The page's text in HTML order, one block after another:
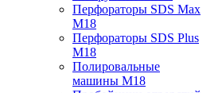
Перфораторы SDS Max
M18
Перфораторы SDS Plus
M18
Полировальные
машины M18